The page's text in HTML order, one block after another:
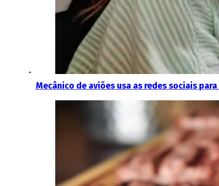
Mecânico de aviões usa as redes sociais